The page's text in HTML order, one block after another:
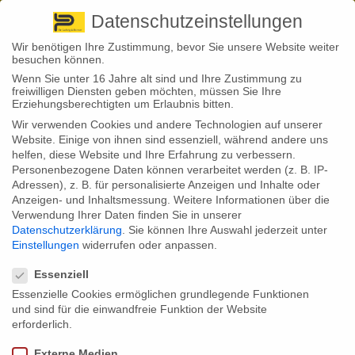
+ 49 3501 528571 |
Back to News
25
Sep.
Stephan Fröhlich
Berufsunfähigkeit: Welche
Vorsorgeform Deutsche für geeignet
halten
Wie kann man sich vor den finanziellen Folgen einer Berufsunfähigkeit
schützen? Welche Vorsorgemöglichkeiten die Deutschen für geeignet
Datenschutzeinstellungen
Wir benötigen Ihre Zustimmung, bevor Sie unsere Website weiter
besuchen können.
Wenn Sie unter 16 Jahre alt sind und Ihre Zustimmung zu
freiwilligen Diensten geben möchten, müssen Sie Ihre
Erziehungsberechtigten um Erlaubnis bitten.
Wir verwenden Cookies und andere Technologien auf unserer
Website. Einige von ihnen sind essenziell, während andere uns
helfen, diese Website und Ihre Erfahrung zu verbessern.
Personenbezogene Daten können verarbeitet werden (z. B. IP-
Adressen), z. B. für personalisierte Anzeigen und Inhalte oder
Anzeigen- und Inhaltsmessung. Weitere Informationen über die
Verwendung Ihrer Daten finden Sie in unserer
Datenschutzerklärung
Sie können Ihre Auswahl jederzeit unter
Einstellungen widerrufen oder anpassen.
Essenziell
Essenzielle Cookies ermöglichen grundlegende Funktionen
und sind für die einwandfreie Funktion der Website
erforderlich.